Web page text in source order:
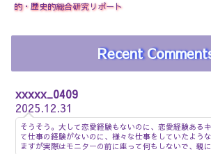
的・歴史的総合研究リポート
Recent
xxxxx_0409
2025.12.31
そうそう。大して恋愛経験もないのに、恋愛経験ある
て仕事の経験がないのに、様々な仕事をしていたよう
ますが実際はモニターの前に座って何もしないで、親